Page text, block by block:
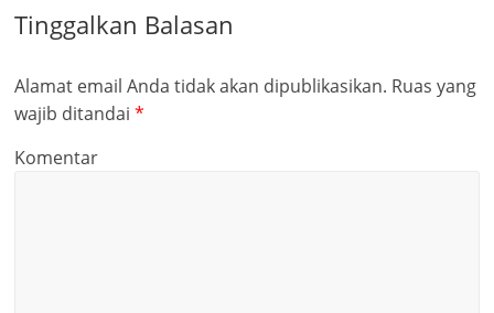
Tinggalkan Balasan
Alamat email Anda tidak akan dipublikasikan. Ruas yang
wajib ditandai*
Komentar